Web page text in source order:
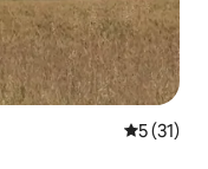
5 de uma
5 (31)